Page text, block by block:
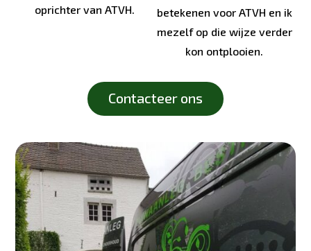
oprichter van ATVH.
betekenen voor ATVH en ik
mezelf op die wijze verder
kon ontplooien.
Contacteer ons